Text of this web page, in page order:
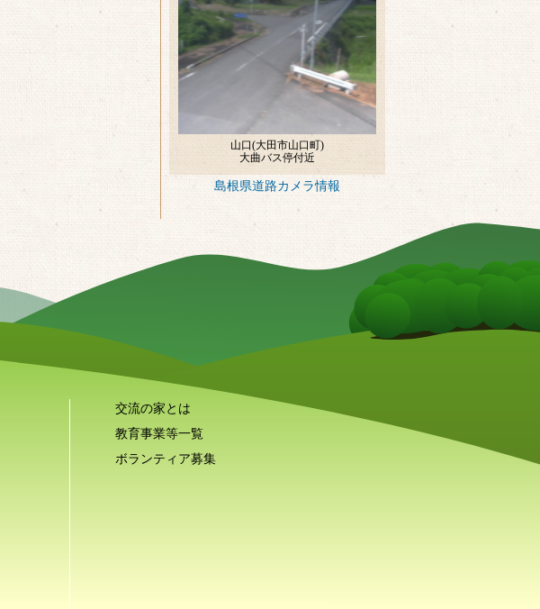
島根県道路カメラ情報
交流の家とは
教育事業等一覧
ボランティア募集